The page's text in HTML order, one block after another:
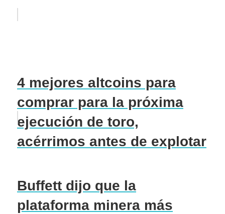
4 mejores altcoins para
comprar para la próxima
ejecución de toro,
acérrimos antes de explotar
Buffett dijo que la
plataforma minera más